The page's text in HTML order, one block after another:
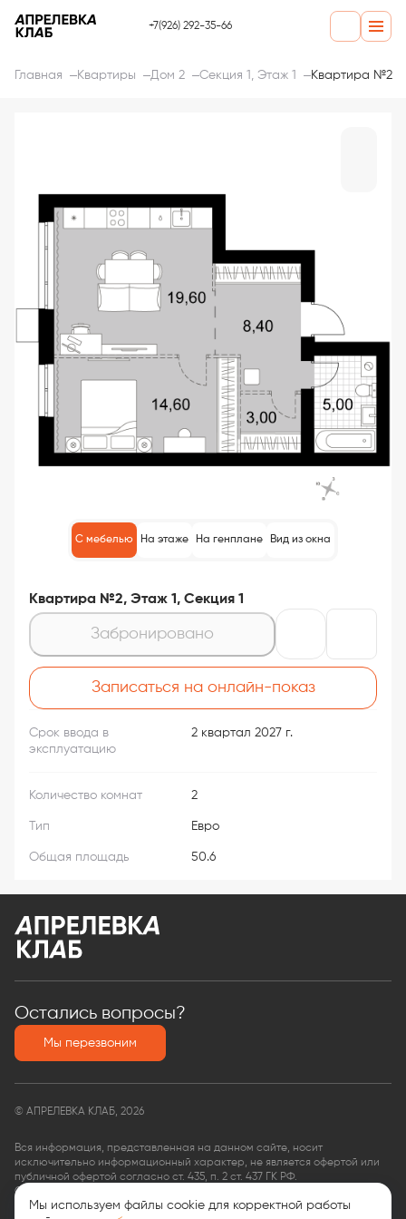
+7(926) 292-35-66
Главная Квартиры Дом 2 Секция 1, Этаж 1 Квартира №2
С мебелью На этаже На генплане Вид из окна
Квартира №2, Этаж 1, Секция 1
Забронировано
Записаться на онлайн-показ
Срок ввода в
эксплуатацию
2 квартал 2027 г.
Количество комнат 2
Тип Евро
Общая площадь 50.6
Остались вопросы?
Мы перезвоним
© АПРЕЛЕВКА КЛАБ, 2026
Вся информация, представленная на данном сайте, носит
исключительно информационный характер, не является офертой или
публичной офертой согласно ст. 435, п. 2 ст. 437 ГК РФ.
ООО «КФ Финансовые услуги»,
ОГРН: 1135074008563,
Мы используем файлы cookie для корректной работы